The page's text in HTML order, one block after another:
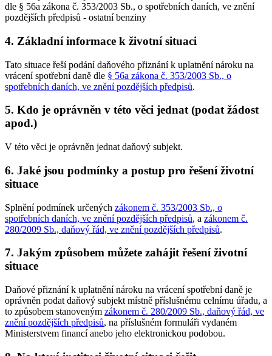
dle § 56a zákona č. 353/2003 Sb., o spotřebních daních, ve znění
pozdějších předpisů - ostatní benziny
4. Základní informace k životní situaci
Tato situace řeší podání daňového přiznání k uplatnění nároku na
vrácení spotřební daně dle § 56a zákona č. 353/2003 Sb., o
spotřebních daních, ve znění pozdějších předpisů.
5. Kdo je oprávněn v této věci jednat (podat žádost
apod.)
V této věci je oprávněn jednat daňový subjekt.
6. Jaké jsou podmínky a postup pro řešení životní
situace
Splnění podmínek určených zákonem č. 353/2003 Sb., o
spotřebních daních, ve znění pozdějších předpisů, a zákonem č.
280/2009 Sb., daňový řád, ve znění pozdějších předpisů.
7. Jakým způsobem můžete zahájit řešení životní
situace
Daňové přiznání k uplatnění nároku na vrácení spotřební daně je
oprávněn podat daňový subjekt místně příslušnému celnímu úřadu, a
to způsobem stanoveným zákonem č. 280/2009 Sb., daňový řád, ve
znění pozdějších předpisů, na příslušném formuláři vydaném
Ministerstvem financí anebo jeho elektronickou podobou.